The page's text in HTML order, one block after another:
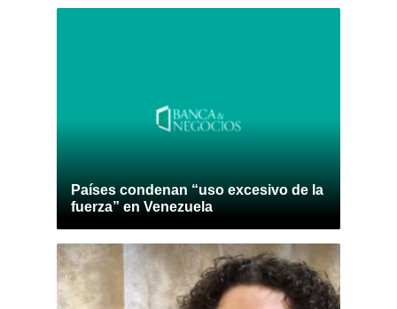
Países condenan “uso excesivo de la
fuerza” en Venezuela